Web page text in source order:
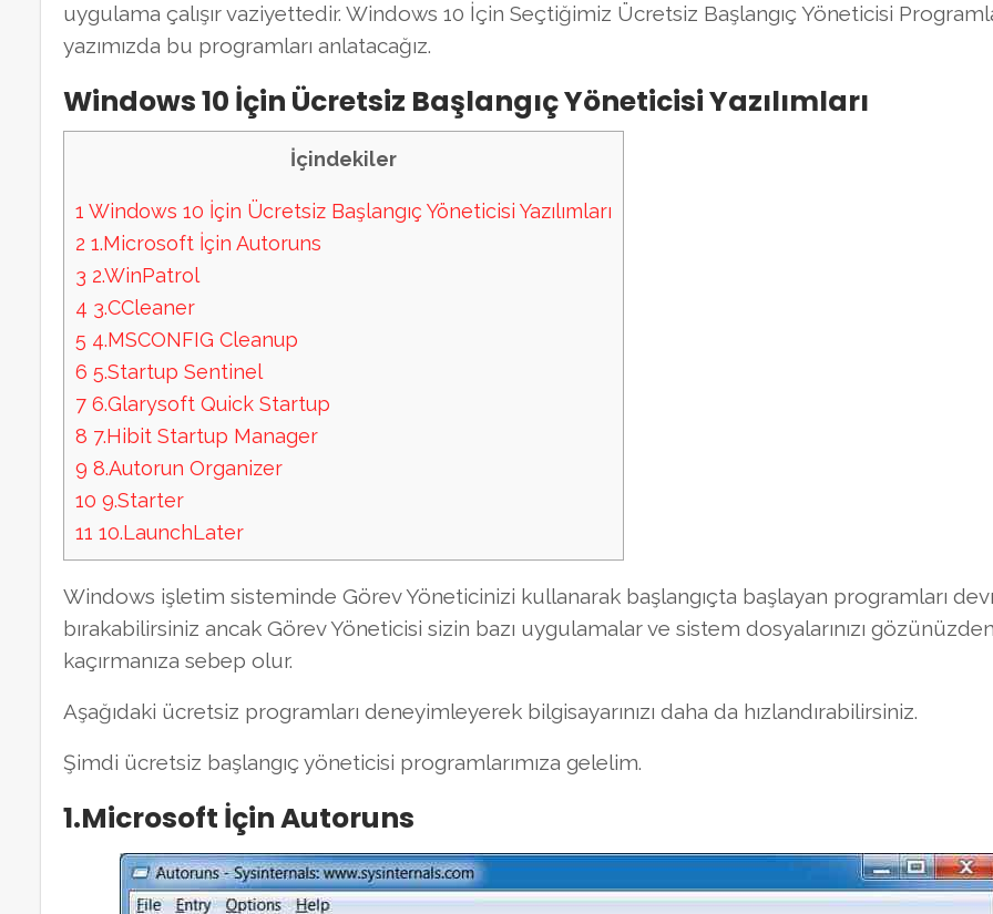
uygulama çalışır vaziyettedir. Windows 10 İçin Seçtiğimiz Ücretsiz Başlangıç Yöneticisi
yazımızda bu programları anlatacağız.
Windows 10 İçin Ücretsiz Başlangıç Yöneticisi Yazılımları
İçindekiler
1 Windows 10 İçin Ücretsiz Başlangıç Yöneticisi Yazılımları
2 1.Microsoft İçin Autoruns
3 2.WinPatrol
4 3.CCleaner
5 4.MSCONFIG Cleanup
6 5.Startup Sentinel
7 6.Glarysoft Quick Startup
8 7.Hibit Startup Manager
9 8.Autorun Organizer
10 9.Starter
11 10.LaunchLater
Windows işletim sisteminde Görev Yöneticinizi kullanarak başlangıçta başlayan programları
bırakabilirsiniz ancak Görev Yöneticisi sizin bazı uygulamalar ve sistem dosyalarınızı
kaçırmanıza sebep olur.
Aşağıdaki ücretsiz programları deneyimleyerek bilgisayarınızı daha da hızlandırabilirsiniz.
Şimdi ücretsiz başlangıç yöneticisi programlarımıza gelelim.
1.Microsoft İçin Autoruns